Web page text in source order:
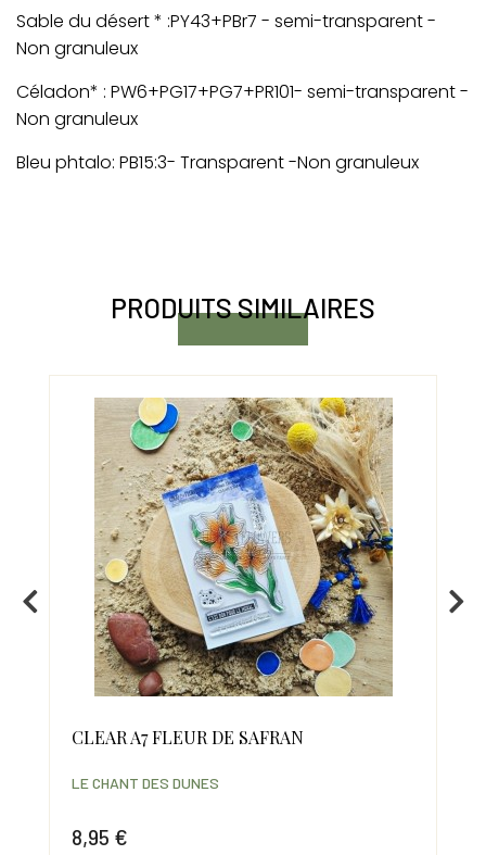
Sable du désert * :PY43+PBr7 - semi-transparent -
Non granuleux
Céladon* : PW6+PG17+PG7+PR101- semi-transparent -
Non granuleux
Bleu phtalo: PB15:3- Transparent -Non granuleux
PRODUITS SIMILAIRES
CLEAR A7 FLEUR DE SAFRAN
8,95 €
LE CHANT DES DUNES